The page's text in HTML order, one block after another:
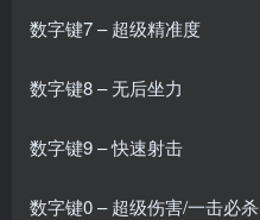
数字键7 – 超级精准度
数字键8 – 无后坐力
数字键9 – 快速射击
数字键0 – 超级伤害/一击必杀